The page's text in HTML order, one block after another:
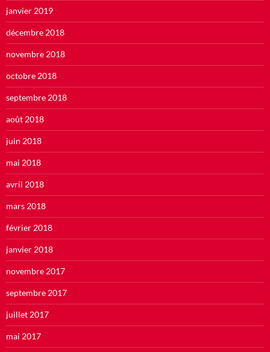
janvier 2019
décembre 2018
novembre 2018
octobre 2018
septembre 2018
août 2018
juin 2018
mai 2018
avril 2018
mars 2018
février 2018
janvier 2018
novembre 2017
septembre 2017
juillet 2017
mai 2017